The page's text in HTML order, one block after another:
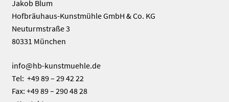
Jakob Blum
Hofbräuhaus-Kunstmühle GmbH & Co. KG
Neuturmstraße 3
80331 München
info@hb-kunstmuehle.de
Tel: +49 89 – 29 42 22
Fax: +49 89 – 290 48 28